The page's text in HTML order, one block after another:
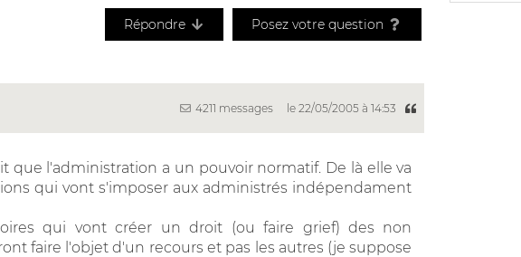
Répondre Posez votre question
4211 messages le 22/05/2005 à 14:53
que l'administration a un pouvoir normatif. De là elle va
qui vont s'imposer aux administrés indépendament
qui vont créer un droit (ou faire grief) des non
faire l'objet d'un recours et pas les autres (je suppose